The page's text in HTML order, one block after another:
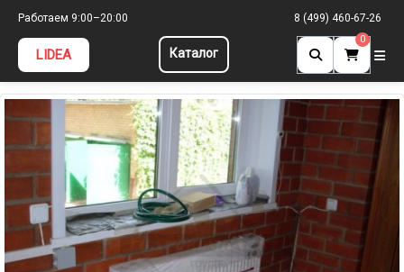
Работаем 9:00–20:00 8 (499) 460-67-26
LIDEA Каталог
0
» sdc10982
sdc10982